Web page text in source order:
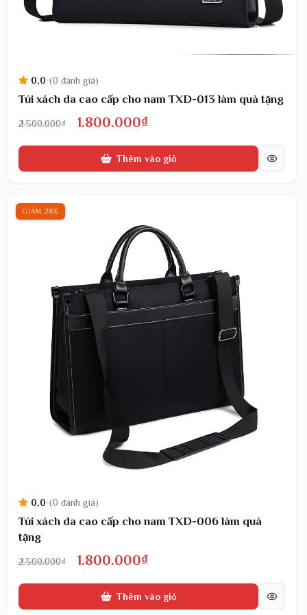
0,0•(0 đánh giá)
Túi xách da cao cấp cho nam TXD-013 làm quà tặng
2.500.000₫
Giá
gốc
1.800.000₫Giá
hiện
tại
Thêm vào giỏ
GIẢM 28%
0,0•(0 đánh giá)
Túi xách da cao cấp cho nam TXD-006 làm quà
tặng
2.500.000₫
Giá
gốc
1.800.000₫Giá
hiện
tại
Thêm vào giỏ